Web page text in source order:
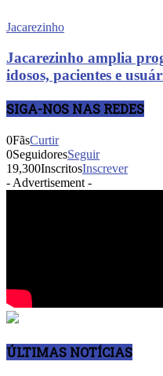
Jacarezinho
Jacarezinho amplia
idosos, pacientes e
SIGA-NOS NAS REDES
0FãsCurtir
0SeguidoresSeguir
19,300InscritosInscrever
- Advertisement -
ÚLTIMAS NOTÍCIAS